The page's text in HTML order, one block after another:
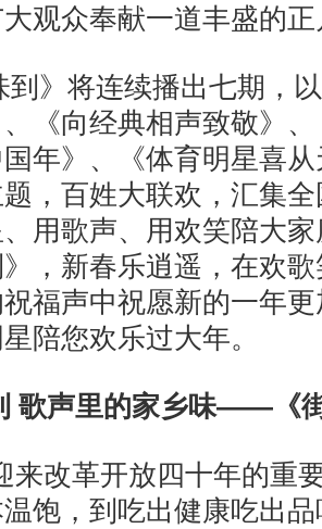
观众奉献一道丰盛的
到》将连续播出七期，
、《向经典相声致敬》
国年》、《体育明星喜
，百姓大联欢，汇集
用歌声、用欢笑陪大
》，新春乐逍遥，在欢
福声中祝愿新的一年
陪您欢乐过大年。
歌声里的家乡味——《
来改革开放四十年的重
饱，到吃出健康吃出